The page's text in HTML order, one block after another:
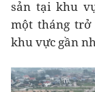
sản tại khu
một tháng trở
khu vực gần